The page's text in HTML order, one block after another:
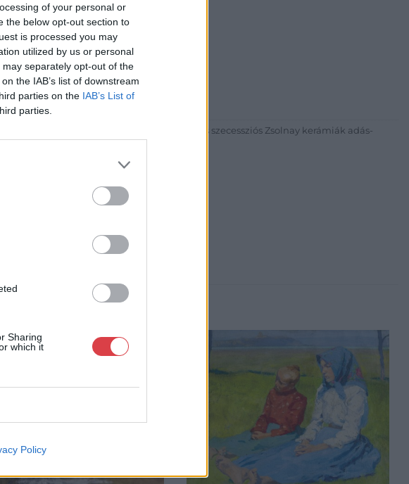
of your personal or
the below opt-out section to
is processed you may
utilized by us or personal
separately opt-out of the
the IAB’s list of downstream
parties on the IAB’s List of
parties.
Sharing
which it
Policy
Judit Galéria
Zsófia
Galéria Kft.
Falk Miksa u. 30
1-312-2071, 269-4681 269-4681
http://www.viragjuditgaleria.hu
19. és 20. századi magyar festészet és szecessziós Zsolnay kerámiák adás-